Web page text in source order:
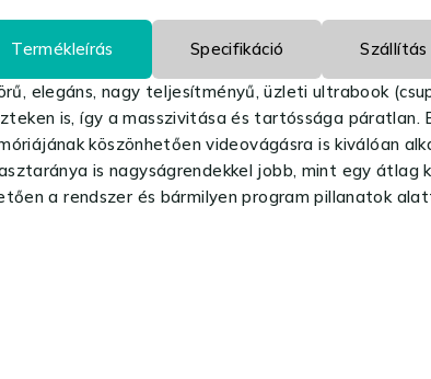
Termékleírás Specifikáció
elegáns, nagy teljesítményű, üzleti ultrabook
is, így a masszivitása és tartóssága páratlan.
köszönhetően videovágásra is kiválóan
is nagyságrendekkel jobb, mint egy
a rendszer és bármilyen program pillanatok